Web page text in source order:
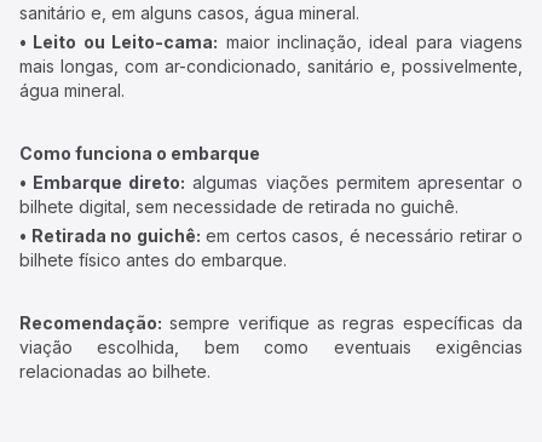
sanitário e, em alguns casos, água mineral.
• Leito ou Leito-cama: maior inclinação, ideal para viagens
mais longas, com ar-condicionado, sanitário e, possivelmente,
água mineral.
Como funciona o embarque
• Embarque direto: algumas viações permitem apresentar o
bilhete digital, sem necessidade de retirada no guichê.
• Retirada no guichê: em certos casos, é necessário retirar o
bilhete físico antes do embarque.
Recomendação: sempre verifique as regras específicas da
viação escolhida, bem como eventuais exigências
relacionadas ao bilhete.